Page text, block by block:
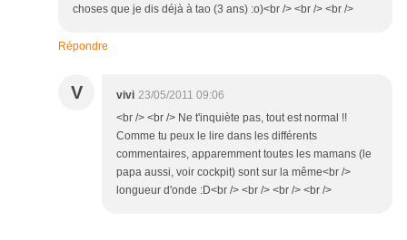
choses que je dis déjà à tao (3 ans) :o)<br /> <br /> <br />
Répondre
V vivi 23/05/2011 09:06
<br /> <br /> Ne t'inquiète pas, tout est normal !!
Comme tu peux le lire dans les différents
commentaires, apparemment toutes les mamans (le
papa aussi, voir cockpit) sont sur la même<br />
longueur d'onde :D<br /> <br /> <br /> <br />